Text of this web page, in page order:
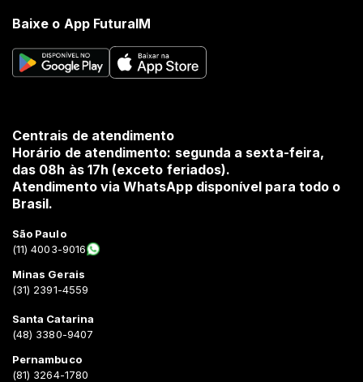
Baixe o App FuturaIM
Centrais de atendimento
Horário de atendimento: segunda a sexta-feira,
das 08h às 17h (exceto feriados).
Atendimento via WhatsApp disponível para todo o
Brasil.
São Paulo
(11) 4003-9016
Minas Gerais
(31) 2391-4559
Santa Catarina
(48) 3380-9407
Pernambuco
(81) 3264-1780